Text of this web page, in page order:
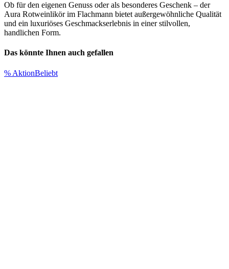
Ob für den eigenen Genuss oder als besonderes Geschenk – der
Aura Rotweinlikör im Flachmann bietet außergewöhnliche Qualität
und ein luxuriöses Geschmackserlebnis in einer stilvollen,
handlichen Form.
Das könnte Ihnen auch gefallen
% AktionBeliebt